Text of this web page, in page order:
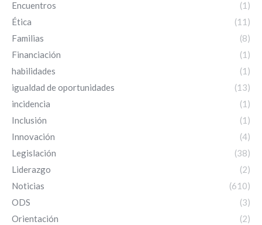
Encuentros
(1)
Ética
(11)
Familias
(8)
Financiación
(1)
habilidades
(1)
igualdad de oportunidades
(13)
incidencia
(1)
Inclusión
(1)
Innovación
(4)
Legislación
(38)
Liderazgo
(2)
Noticias
(610)
ODS
(3)
Orientación
(2)